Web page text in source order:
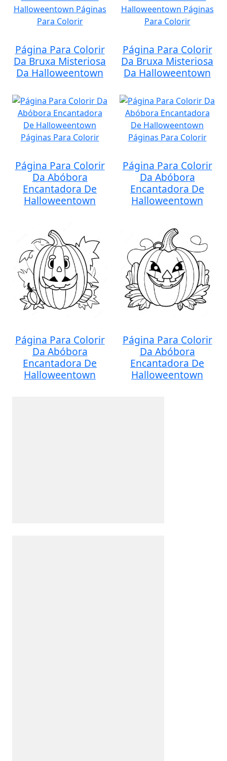
Página Para Colorir
Da Bruxa Misteriosa
Da Halloweentown
Página Para Colorir
Da Bruxa Misteriosa
Da Halloweentown
Página Para Colorir
Da Abóbora
Encantadora De
Halloweentown
Página Para Colorir
Da Abóbora
Encantadora De
Halloweentown
Página Para Colorir
Da Abóbora
Encantadora De
Halloweentown
Página Para Colorir
Da Abóbora
Encantadora De
Halloweentown